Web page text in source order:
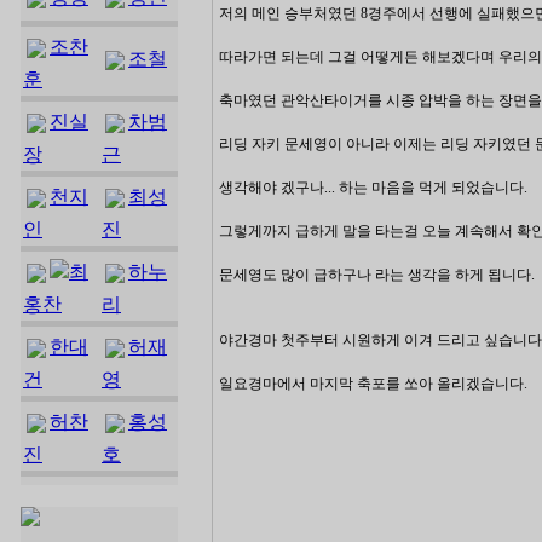
조찬
훈
조철
진실
장
차범
근
천지
인
최성
진
최
홍찬
하누
리
한대
건
허재
영
허찬
진
홍성
호
저의 메인 승부처였던 8경주에서 선행에 실패했으
따라가면 되는데 그걸 어떻게든 해보겠다며 우리
축마였던 관악산타이거를 시종 압박을 하는 장면
리딩 자키 문세영이 아니라 이제는 리딩 자키였던
생각해야 겠구나... 하는 마음을 먹게 되었습니다.
그렇게까지 급하게 말을 타는걸 오늘 계속해서 확
문세영도 많이 급하구나 라는 생각을 하게 됩니다.
야간경마 첫주부터 시원하게 이겨 드리고 싶습니
일요경마에서 마지막 축포를 쏘아 올리겠습니다.